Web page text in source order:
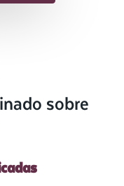
sobre